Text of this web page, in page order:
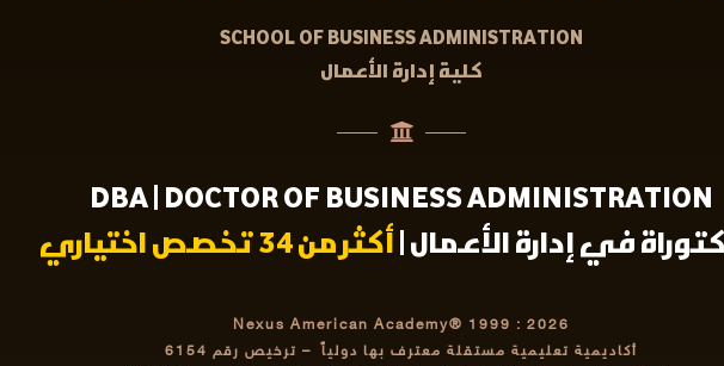
SCHOOL OF BUSINESS ADMINISTRATION
كلية إدارة الأعمال
DBA | DOCTOR OF BUSINESS ADMINISTRATION
في إدارة الأعمال |أكثر من 34 تخصص اختياري
Nexus American Academy® 1999 : 2026
أكاديمية تعليمية مستقلة معترف بها دولياً
– ترخيص رقم 6154